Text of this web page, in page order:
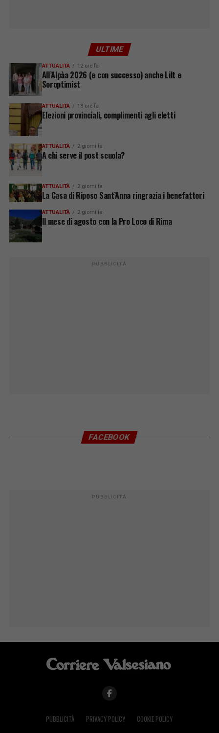
ULTIME
ATTUALITÀ 12 ore fa
All’Alpàa 2026 (e con successo) anche Lilt e
Soroptimist
ATTUALITÀ 18 ore fa
Elezioni provinciali, complimenti agli eletti
ATTUALITÀ 2 giorni fa
A chi serve il post scuola?
ATTUALITÀ 2 giorni fa
La Casa di Riposo Sant’Anna ringrazia i benefattori
ATTUALITÀ 2 giorni fa
Il mese di agosto con la Pro Loco di Rima
PUBBLICITÀ
FACEBOOK
PUBBLICITÀ
PUBBLICITÀ PRIVACY POLICY COOKIE POLICY